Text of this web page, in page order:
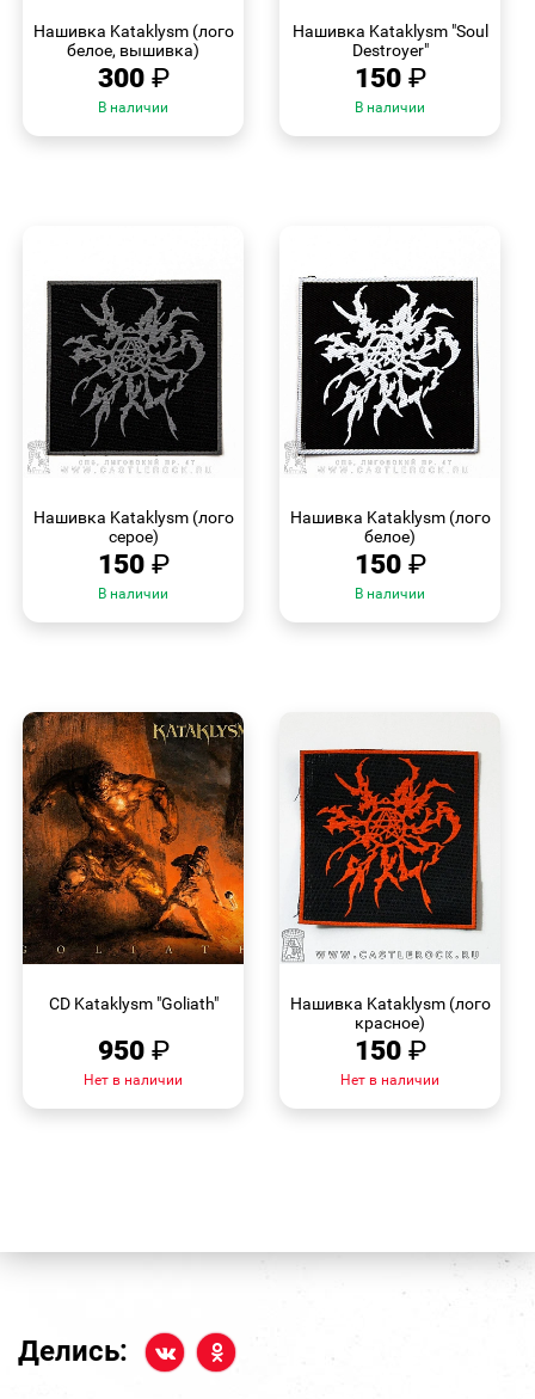
Нашивка Kataklysm (лого
белое, вышивка)
300 ₽
В наличии
Нашивка Kataklysm "Soul
Destroyer"
150 ₽
В наличии
Нашивка Kataklysm (лого
серое)
150 ₽
В наличии
Нашивка Kataklysm (лого
белое)
150 ₽
В наличии
CD Kataklysm "Goliath"
950 ₽
Нет в наличии
Нашивка Kataklysm (лого
красное)
150 ₽
Нет в наличии
Делись: